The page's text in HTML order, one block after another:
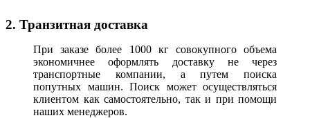
2. Транзитная доставка
При заказе более 1000 кг совокупного объема
экономичнее оформлять доставку не через
транспортные компании, а путем поиска
попутных машин. Поиск может осуществляться
клиентом как самостоятельно, так и при помощи
наших менеджеров.